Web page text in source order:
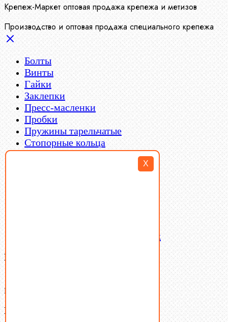
X
Крепеж-Маркет оптовая продажа крепежа и метизов
Производство и оптовая продажа специального крепежа
Болты
Винты
Гайки
Заклепки
Пресс-масленки
Пробки
Пружины тарельчатые
Стопорные кольца
Такелаж
Латунный и бронзовый крепеж
Ваша корзина
В корзине нет товаров.
Поиск